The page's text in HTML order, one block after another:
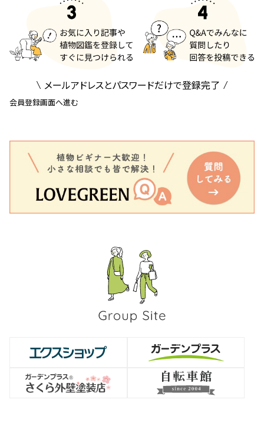
メールアドレスとパスワードだけで登録完了
会員登録画面へ進む